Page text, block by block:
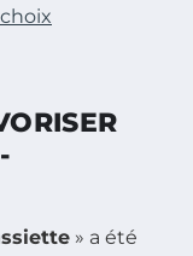
» a été